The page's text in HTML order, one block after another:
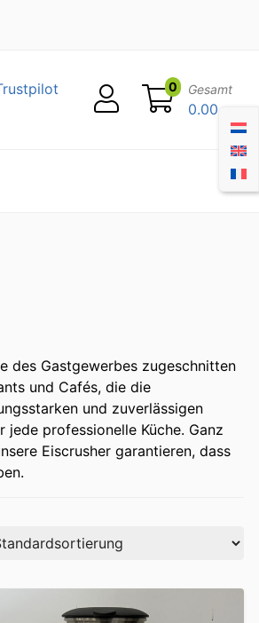
0 Gesamt
0.00
des Gastgewerbes zugeschnitten
und Cafés, die die
und zuverlässigen
professionelle Küche. Ganz
Eiscrusher garantieren, dass